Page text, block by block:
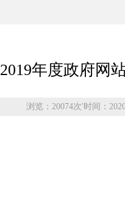
2019年度政府网
浏览：20074次'时间：